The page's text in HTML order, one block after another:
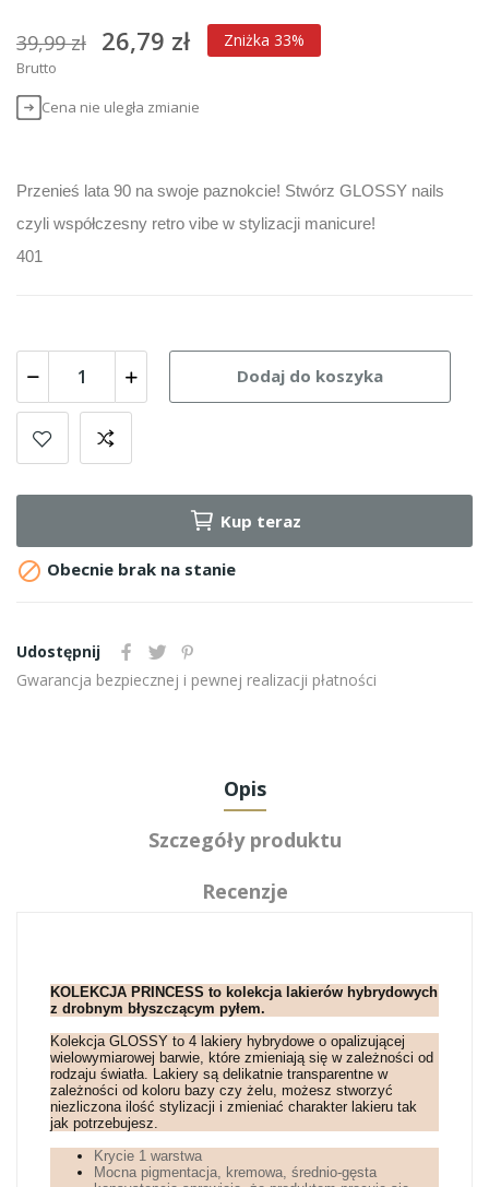
39,99 zł 26,79 zł Zniżka 33%
Brutto
Cena nie uległa zmianie
Przenieś lata 90 na swoje paznokcie! Stwórz GLOSSY nails
czyli współczesny retro vibe w stylizacji manicure!
401
Dodaj do koszyka
Kup teraz
 Obecnie brak na stanie
Udostępnij
Gwarancja bezpiecznej i pewnej realizacji płatności
Opis
Szczegóły produktu
Recenzje
KOLEKCJA PRINCESS to kolekcja lakierów hybrydowych
z drobnym błyszczącym pyłem.
Kolekcja GLOSSY to 4 lakiery hybrydowe o opalizującej
wielowymiarowej barwie, które zmieniają się w zależności od
rodzaju światła. Lakiery są delikatnie transparentne w
zależności od koloru bazy czy żelu, możesz stworzyć
niezliczona ilość stylizacji i zmieniać charakter lakieru tak
jak potrzebujesz.
Krycie 1 warstwa
Mocna pigmentacja, kremowa, średnio-gęsta